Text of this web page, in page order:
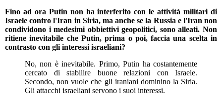
Fino ad ora Putin non ha interferito con le attività militari di
Israele contro l'Iran in Siria, ma anche se la Russia e l'Iran non
condividono i medesimi obbiettivi geopolitici, sono alleati. Non
ritiene inevitabile che Putin, prima o poi, faccia una scelta in
contrasto con gli interessi israeliani?
No, non è inevitabile. Primo, Putin ha costantemente
cercato di stabilire buone relazioni con Israele.
Secondo, non vuole che gli iraniani dominino la Siria.
Gli attacchi israeliani servono i suoi interessi.